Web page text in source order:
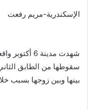
الإسكندرية-مريم رفعت
شهدت مدينة
سقوطها من الطابق
بينها وبين زوجها بسبب